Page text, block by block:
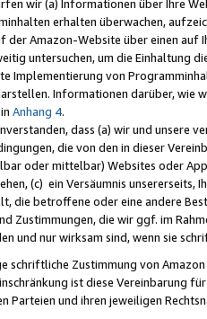
wir (a) Informationen über Ihre
erhalten überwachen,
der Amazon-Website über einen
untersuchen, um die Einhaltung
Implementierung von
Informationen darüber, wie
Anhang 4.
dass (a) wir und
die von den in dieser
oder mittelbar) Websites oder
(c) ein Versäumnis unsererseits,
die betroffene oder eine andere
Zustimmungen, die wir ggf. im
und nur wirksam sind, wenn sie
schriftliche Zustimmung von
ist diese Vereinbarung
Parteien und ihren jeweiligen